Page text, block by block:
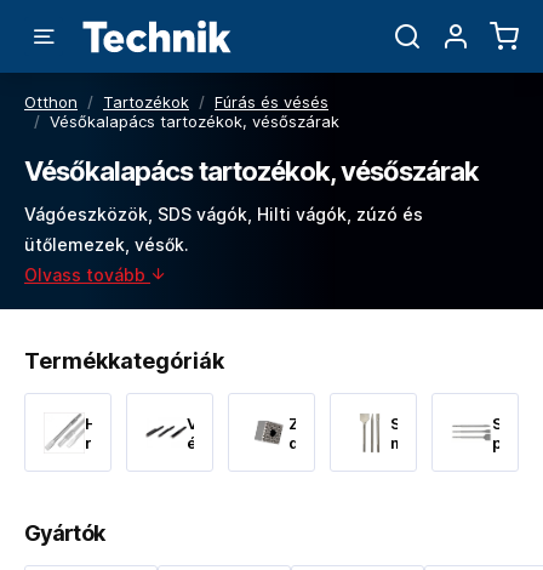
Otthon / Tartozékok / Fúrás és vésés
/ Vésőkalapács tartozékok, vésőszárak
Vésőkalapács tartozékok, vésőszárak
Vágóeszközök, SDS vágók, Hilti vágók, zúzó és
ütőlemezek, vésők.
Olvass tovább
Termékkategóriák
Hatszögletű
rögzítéses
Vésők
és
Zdrsňovací
desky
SDS-
max
SDS-
plus
Gyártók